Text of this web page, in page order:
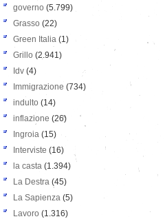
governo (5.799)
Grasso (22)
Green Italia (1)
Grillo (2.941)
Idv (4)
Immigrazione (734)
indulto (14)
inflazione (26)
Ingroia (15)
Interviste (16)
la casta (1.394)
La Destra (45)
La Sapienza (5)
Lavoro (1.316)